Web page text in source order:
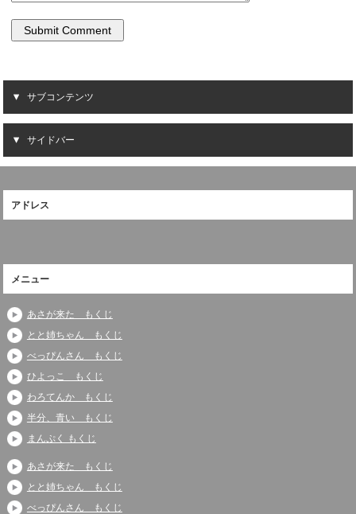
サブコンテンツ
サイドバー
アドレス
メニュー
あさが来た もくじ
とと姉ちゃん もくじ
べっぴんさん もくじ
ひよっこ もくじ
わろてんか もくじ
半分、青い もくじ
まんぷく もくじ
あさが来た もくじ
とと姉ちゃん もくじ
べっぴんさん もくじ